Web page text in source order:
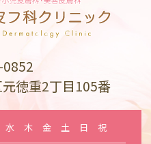
0852
徳重2丁目105番
水 木 金 土 日 祝